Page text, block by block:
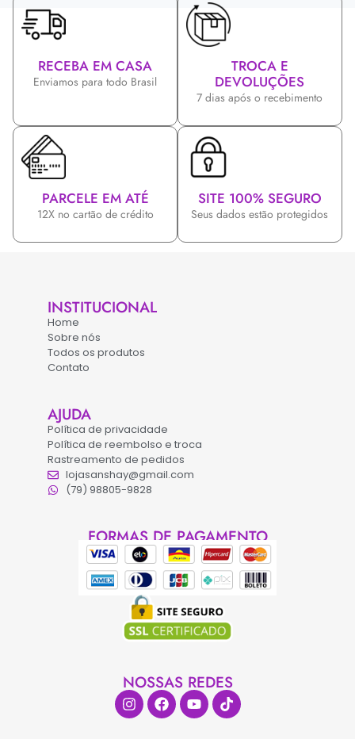
RECEBA EM CASA
Enviamos para todo Brasil
TROCA E
DEVOLUÇÕES
7 dias após o recebimento
PARCELE EM ATÉ
12X no cartão de crédito
SITE 100% SEGURO
Seus dados estão protegidos
INSTITUCIONAL
Home
Sobre nós
Todos os produtos
Contato
AJUDA
Política de privacidade
Política de reembolso e troca
Rastreamento de pedidos
lojasanshay@gmail.com
(79) 98805-9828
FORMAS DE PAGAMENTO
NOSSAS REDES